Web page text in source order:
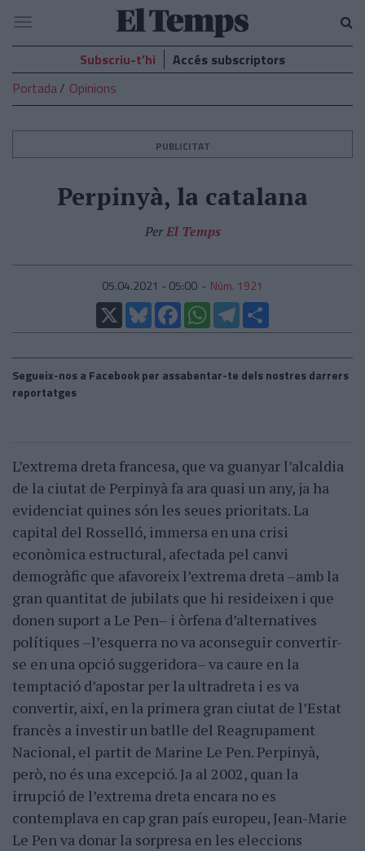
El
Temps
Navegació
Subscriu-t’hi
Accés subscriptors
Portada
Opinions
PUBLICITAT
Perpinyà, la catalana
PerEl Temps
05.04.2021 - 05:00
Núm. 1921
X
BlueskyFacebookWhatsAppTelegram
Segueix-nos a Facebook per assabentar-te dels nostres darrers
reportatges
L’extrema dreta francesa, que va guanyar l’alcaldia
de la ciutat de Perpinyà fa ara quasi un any, ja ha
evidenciat quines són les seues prioritats. La
capital del Rosselló, immersa en una crisi
econòmica estructural, afectada pel canvi
demogràfic que afavoreix l’extrema dreta –amb la
gran quantitat de jubilats que hi resideixen i que
donen suport a Le Pen– i òrfena d’alternatives
polítiques –l’esquerra no va aconseguir convertir-
se en una opció suggeridora– va caure en la
temptació d’apostar per la ultradreta i es va
convertir, així, en la primera gran ciutat de l’Estat
francès a investir un batlle del Reagrupament
Nacional, el partit de Marine Le Pen. Perpinyà,
però, no és una excepció. Ja al 2002, quan la
irrupció de l’extrema dreta encara no es
contemplava en cap gran país europeu, Jean-Marie
Le Pen va donar la sorpresa en les eleccions